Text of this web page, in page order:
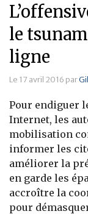
le
ligne
Le 17 avril 2016 par
Pour endiguer
Internet, les
mobilisation
informer les
améliorer la
en garde les
accroître la
pour